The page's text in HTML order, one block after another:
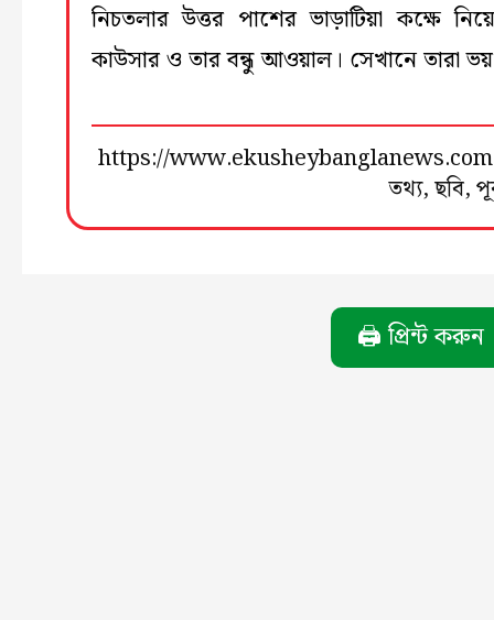
নিচতলার উত্তর পাশের ভাড়াটিয়া কক্ষে
কাউসার ও তার বন্ধু আওয়াল। সেখানে তারা
https://www.ekusheybanglanews.com ©
তথ্য, ছবি,
🖨️ প্রিন্ট করুন